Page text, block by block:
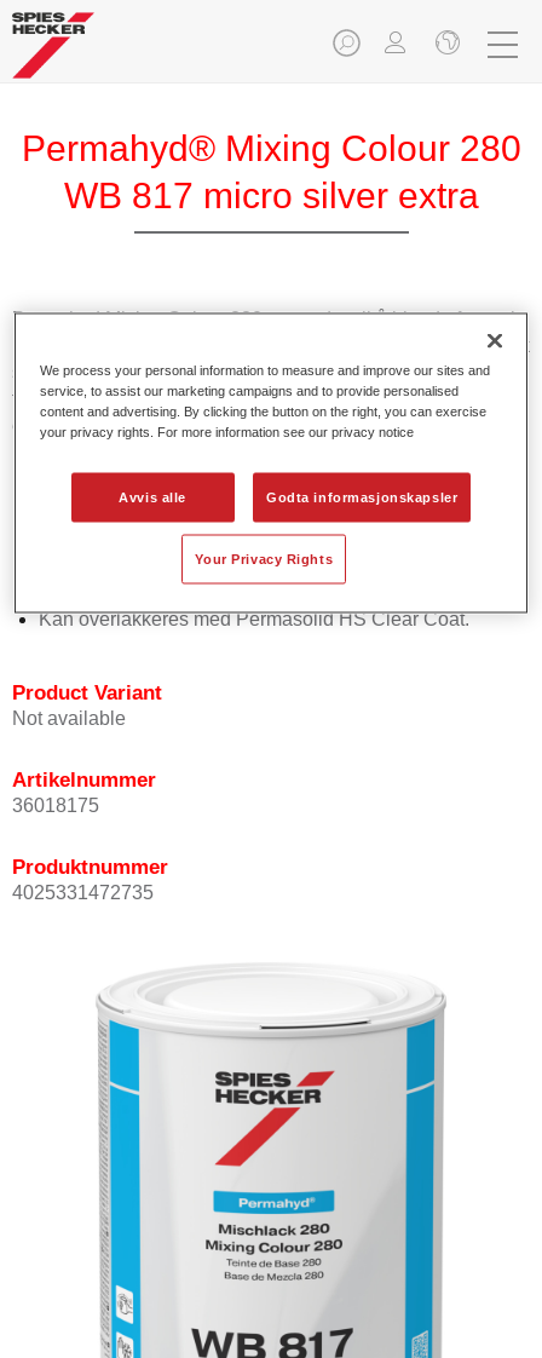
Permahyd® Mixing Colour 280
WB 817 micro silver extra
Permahyd Mixing Colour 280 anvendes til å blande farger i
Permahyd Pearl Base Coat 285, et vannfortynnbart baselakk
system av høy kvalitet. Den er basert på en spesiell
teknologi med polyuretanspredning til tette farger og
effektfarger.
Produktfunksjoner
Gir god vertikal stabilitet.
Har god dekkevne.
Kan overlakkeres med Permasolid HS Clear Coat.
Product Variant
Not available
Artikelnummer
36018175
Produktnummer
4025331472735
We process your personal information to measure and improve our sites and
service, to assist our marketing campaigns and to provide personalised
content and advertising. By clicking the button on the right, you can exercise
your privacy rights. For more information see our privacy notice
Avvis alle Godta informasjonskapsler
Your Privacy Rights